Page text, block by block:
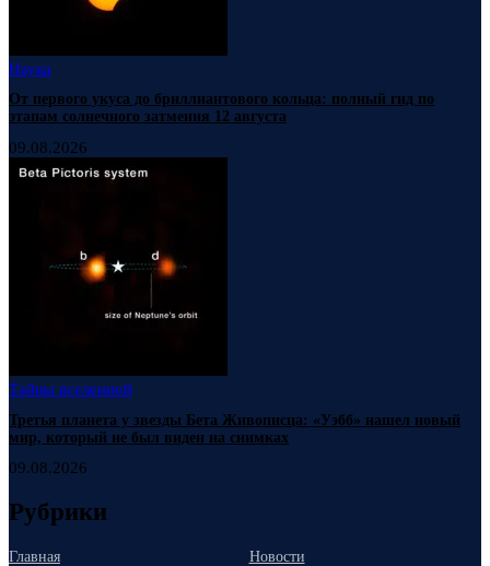
Наука
От первого укуса до бриллиантового кольца: полный гид по
этапам солнечного затмения 12 августа
09.08.2026
Тайны вселенной
Третья планета у звезды Бета Живописца: «Уэбб» нашел новый
мир, который не был виден на снимках
09.08.2026
Рубрики
Главная
Новости